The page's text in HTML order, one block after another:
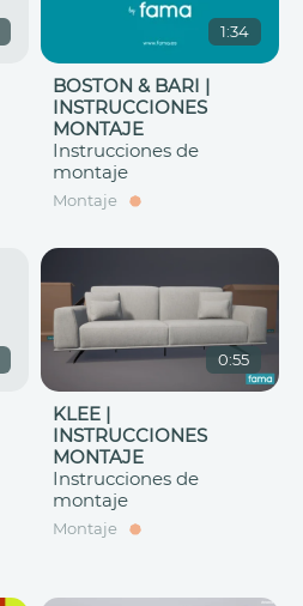
1:34
BOSTON & BARI |
INSTRUCCIONES
MONTAJE
Instrucciones de
montaje
Montaje
0:55
KLEE |
INSTRUCCIONES
MONTAJE
Instrucciones de
montaje
Montaje